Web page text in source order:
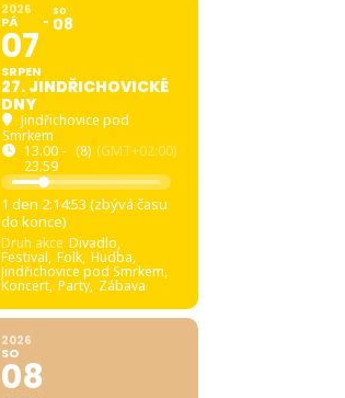
2026
PÁ
07
SRPEN
SO
08
27. JINDŘICHOVICKÉ
DNY
Jindřichovice pod
Smrkem
13.00 -
23.59
(8) (GMT+02:00)
1 den 2:14:52 (zbývá času
do konce)
Druh akce Divadlo,
Festival, Folk, Hudba,
Jindřichovice pod Smrkem,
Koncert, Party, Zábava
2026
SO
08